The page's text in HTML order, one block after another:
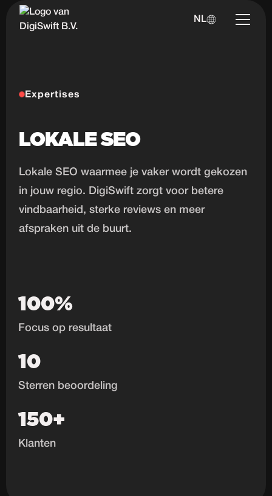
NL
Expertises
LOKALE SEO
Lokale SEO waarmee je vaker wordt gekozen
in jouw regio. DigiSwift zorgt voor betere
vindbaarheid, sterke reviews en meer
afspraken uit de buurt.
100%
Focus op resultaat
10
Sterren beoordeling
150+
Klanten